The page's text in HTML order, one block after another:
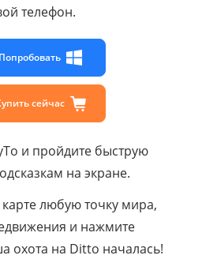
телефон.
Попробовать
сейчас
и пройдите быструю
на экране.
любую точку мира,
и нажмите
охота на Ditto началась!